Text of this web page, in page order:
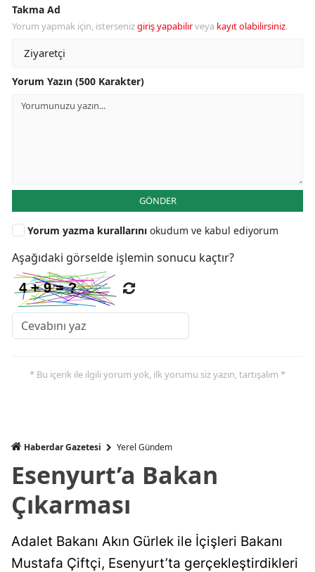
Takma Ad
Yorum yapmak için, istersenizgiriş yapabilirveya kayıt olabilirsiniz.
Yorum Yazın (500 Karakter)
GÖNDER
Yorum yazma kurallarını okudum ve kabul ediyorum
Aşağıdaki görselde işlemin sonucu kaçtır?
* Bu içerik ile ilgili yorum yok, ilk yorumu siz yazın, tartışalım *
Haberdar Gazetesi Yerel Gündem
Esenyurt’a Bakan
Çıkarması
Adalet Bakanı Akın Gürlek ile İçişleri Bakanı
Mustafa Çiftçi, Esenyurt’ta gerçekleştirdikleri